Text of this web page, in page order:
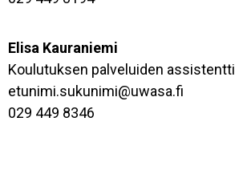
Elisa Kauraniemi
Koulutuksen palveluiden assistentti
etunimi.sukunimi@uwasa.fi
029 449 8346